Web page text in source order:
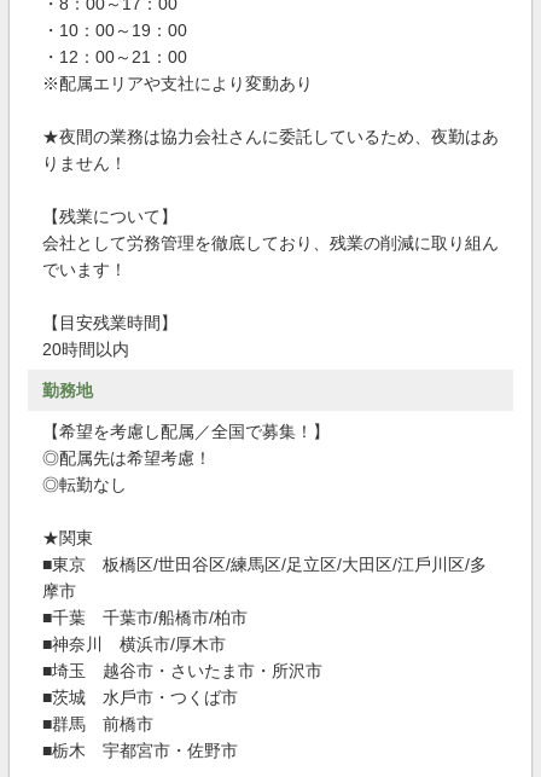
・10：00～19：00
・12：00～21：00
※配属エリアや支社により変動あり
★夜間の業務は協力会社さんに委託しているため、夜勤はあ
りません！
【残業について】
会社として労務管理を徹底しており、残業の削減に取り組ん
でいます！
【目安残業時間】
20時間以内
勤務地
【希望を考慮し配属／全国で募集！】
◎配属先は希望考慮！
◎転勤なし
★関東
■東京 板橋区/世⽥⾕区/練⾺区/⾜⽴区/⼤⽥区/江⼾川区/多
摩市
■千葉 千葉市/船橋市/柏市
■神奈川 横浜市/厚⽊市
■埼⽟ 越⾕市・さいたま市・所沢市
■茨城 ⽔⼾市・つくば市
■群⾺ 前橋市
■栃⽊ 宇都宮市・佐野市